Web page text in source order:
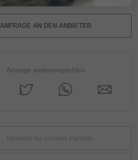
ANFRAGE AN DEN ANBIETER
Anzeige weiterempfehlen
Hinweise für sicheres Handeln